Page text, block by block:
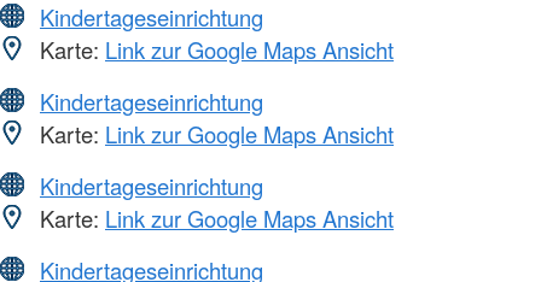
Kindertageseinrichtung
Karte: Link zur Google Maps Ansicht
Kindertageseinrichtung
Karte: Link zur Google Maps Ansicht
Kindertageseinrichtung
Karte: Link zur Google Maps Ansicht
Kindertageseinrichtung